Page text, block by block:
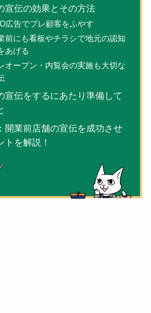
宣伝の効果とその方法
広告でプレ顧客をふやす
前にも看板やチラシで地元の認知
あげる
オープン・内覧会の実施も大切な
宣伝をするにあたり準備して
開業前店舗の宣伝を成功させ
トを解説！